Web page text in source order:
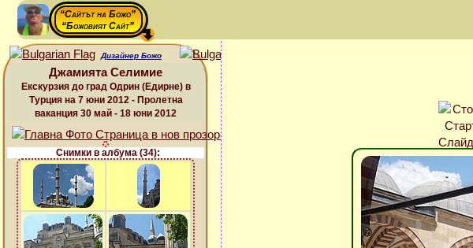
“Сайтът на Божо”
“Божовият Сайт”
Дизайнер Божо
Джамията Селимие
Екскурзия до град Одрин (Едирне) в
Турция на 7 юни 2012 - Пролетна
ваканция 30 май - 18 юни 2012
Снимки в албума (34):